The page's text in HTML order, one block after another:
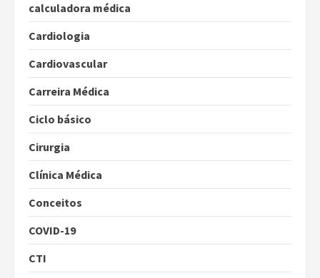
calculadora médica
Cardiologia
Cardiovascular
Carreira Médica
Ciclo básico
Cirurgia
Clínica Médica
Conceitos
COVID-19
CTI